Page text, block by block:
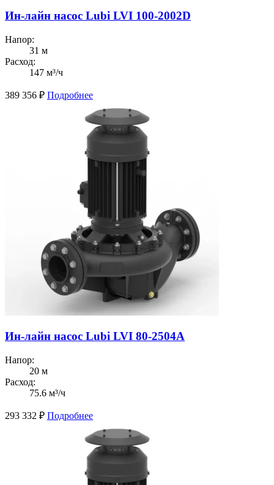
Ин-лайн насос Lubi LVI 100-2002D
Напор:
31 м
Расход:
147 м³/ч
389 356 ₽ Подробнее
Ин-лайн насос Lubi LVI 80-2504A
Напор:
20 м
Расход:
75.6 м³/ч
293 332 ₽ Подробнее